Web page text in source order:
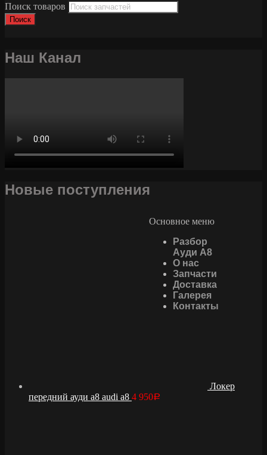
Основное меню
Разбор
Ауди А8
О нас
Запчасти
Доставка
Галерея
Контакты
Поиск товаров
Поиск
Наш Канал
Новые поступления
Локер
передний ауди а8 audi a8 4 950Р